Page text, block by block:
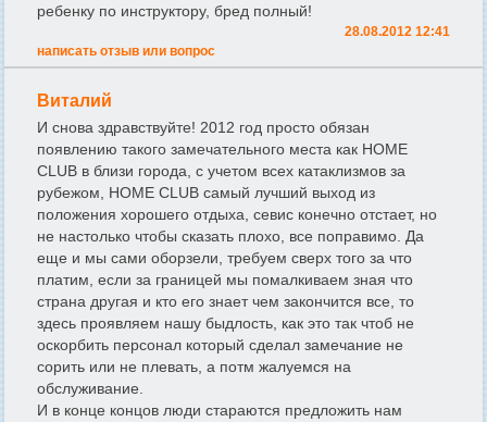
ребенку по инструктору, бред полный!
28.08.2012 12:41
написать отзыв или вопрос
Виталий
И снова здравствуйте! 2012 год просто обязан
появлению такого замечательного места как HOME
CLUB в близи города, с учетом всех катаклизмов за
рубежом, HOME CLUB самый лучший выход из
положения хорошего отдыха, севис конечно отстает, но
не настолько чтобы сказать плохо, все поправимо. Да
еще и мы сами оборзели, требуем сверх того за что
платим, если за границей мы помалкиваем зная что
страна другая и кто его знает чем закончится все, то
здесь проявляем нашу быдлость, как это так чтоб не
оскорбить персонал который сделал замечание не
сорить или не плевать, а потм жалуемся на
обслуживание.
И в конце концов люди стараются предложить нам